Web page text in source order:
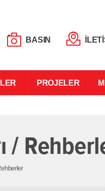
PROJELER
BASIN
/